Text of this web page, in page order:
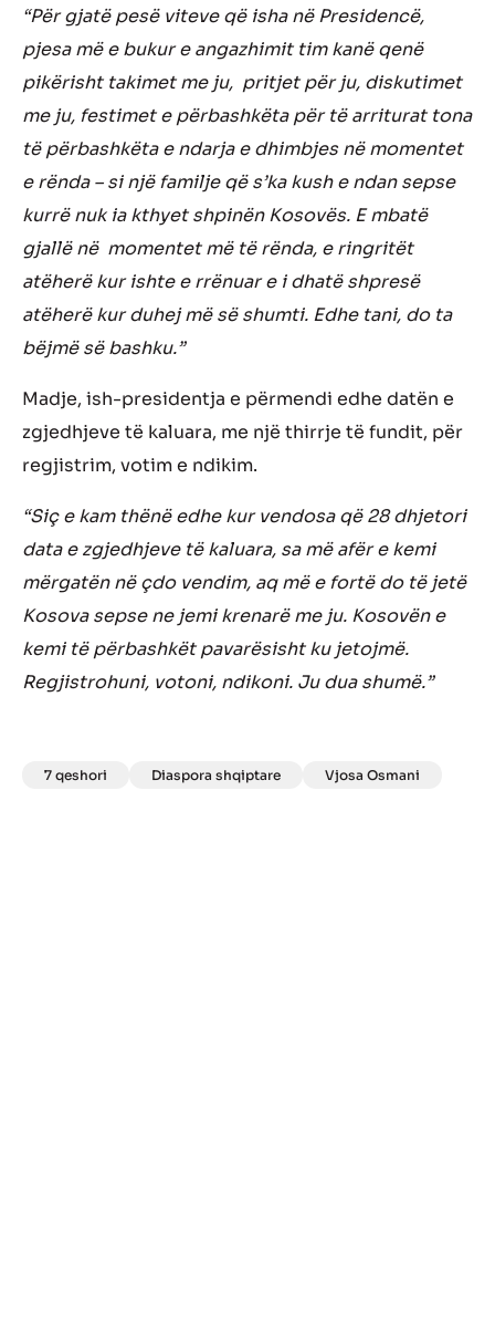
“Për gjatë pesë viteve që isha në Presidencë,
pjesa më e bukur e angazhimit tim kanë qenë
pikërisht takimet me ju, pritjet për ju, diskutimet
me ju, festimet e përbashkëta për të arriturat tona
të përbashkëta e ndarja e dhimbjes në momentet
e rënda – si një familje që s’ka kush e ndan sepse
kurrë nuk ia kthyet shpinën Kosovës. E mbatë
gjallë në momentet më të rënda, e ringritët
atëherë kur ishte e rrënuar e i dhatë shpresë
atëherë kur duhej më së shumti. Edhe tani, do ta
bëjmë së bashku.”
Madje, ish-presidentja e përmendi edhe datën e
zgjedhjeve të kaluara, me një thirrje të fundit, për
regjistrim, votim e ndikim.
“Siç e kam thënë edhe kur vendosa që 28 dhjetori
data e zgjedhjeve të kaluara, sa më afër e kemi
mërgatën në çdo vendim, aq më e fortë do të jetë
Kosova sepse ne jemi krenarë me ju. Kosovën e
kemi të përbashkët pavarësisht ku jetojmë.
Regjistrohuni, votoni, ndikoni. Ju dua shumë.”
7 qeshori Diaspora shqiptare Vjosa Osmani